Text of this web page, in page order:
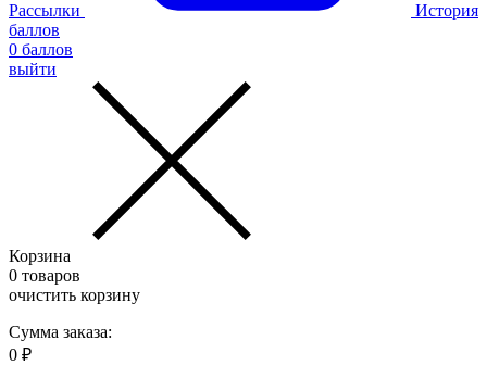
Рассылки
История
баллов
0 баллов
выйти
Корзина
0 товаров
очистить корзину
Сумма заказа:
0 ₽